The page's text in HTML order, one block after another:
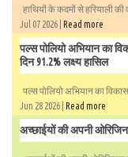
हाथियों के कदमों से हरियाली की
Jul 07 2026 | Read more
पल्स पोलियो अभियान का
दिन 91.2% लक्ष्य हासिल
पल्स पोलियो अभियान का
Jun 28 2026 | Read more
अच्छाईयों की अपनी